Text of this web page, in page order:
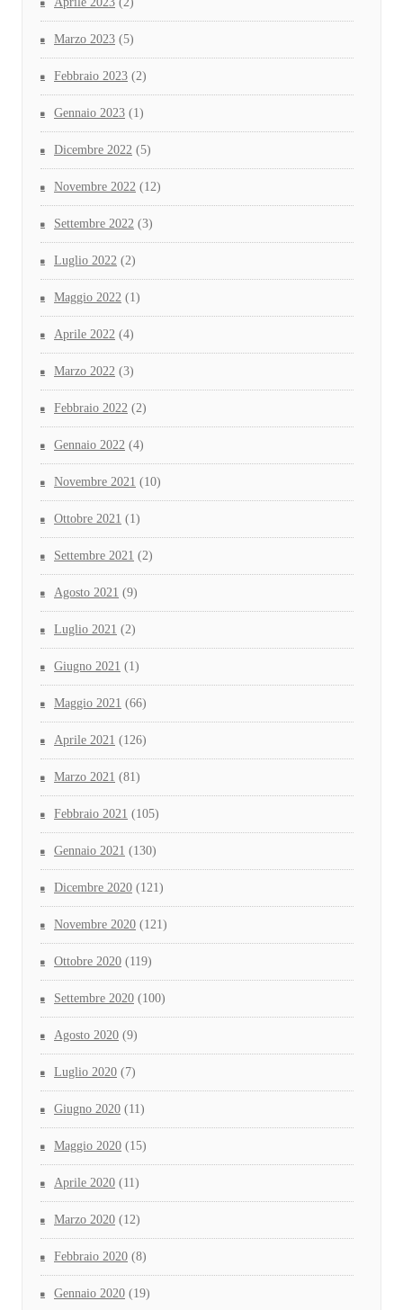
Marzo 2023 (5)
Febbraio 2023 (2)
Gennaio 2023 (1)
Dicembre 2022 (5)
Novembre 2022 (12)
Settembre 2022 (3)
Luglio 2022 (2)
Maggio 2022 (1)
Aprile 2022 (4)
Marzo 2022 (3)
Febbraio 2022 (2)
Gennaio 2022 (4)
Novembre 2021 (10)
Ottobre 2021 (1)
Settembre 2021 (2)
Agosto 2021 (9)
Luglio 2021 (2)
Giugno 2021 (1)
Maggio 2021 (66)
Aprile 2021 (126)
Marzo 2021 (81)
Febbraio 2021 (105)
Gennaio 2021 (130)
Dicembre 2020 (121)
Novembre 2020 (121)
Ottobre 2020 (119)
Settembre 2020 (100)
Agosto 2020 (9)
Luglio 2020 (7)
Giugno 2020 (11)
Maggio 2020 (15)
Aprile 2020 (11)
Marzo 2020 (12)
Febbraio 2020 (8)
Gennaio 2020 (19)